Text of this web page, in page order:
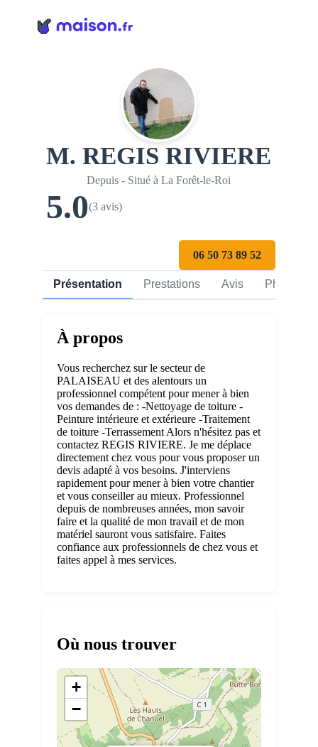
M. REGIS RIVIERE
Depuis - Situé à La Forêt-le-Roi
5.0(3 avis)
06 50 73 89 52
Présentation Prestations Avis Photos
À propos
Vous recherchez sur le secteur de
PALAISEAU et des alentours un
professionnel compétent pour mener à bien
vos demandes de : -Nettoyage de toiture -
Peinture intérieure et extérieure -Traitement
de toiture -Terrassement Alors n'hésitez pas et
contactez REGIS RIVIERE. Je me déplace
directement chez vous pour vous proposer un
devis adapté à vos besoins. J'interviens
rapidement pour mener à bien votre chantier
et vous conseiller au mieux. Professionnel
depuis de nombreuses années, mon savoir
faire et la qualité de mon travail et de mon
matériel sauront vous satisfaire. Faites
confiance aux professionnels de chez vous et
faites appel à mes services.
Où nous trouver
+
−